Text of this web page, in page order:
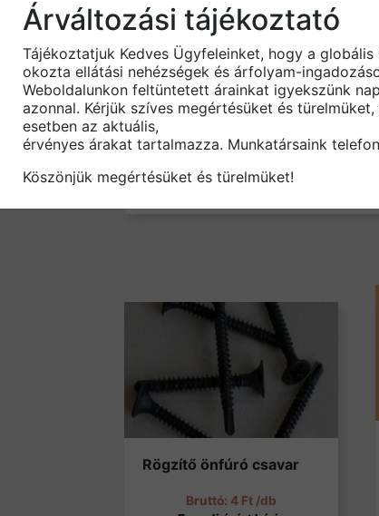
Gipszkarton csavar – opel 4,2×13
Gipszkarton csavar – opel 4,2×16
Gipszkarton csavar – opel 4,2×25
Rendeltetése: normál és
Anyaga: horganyzott acél,
További gipszkartonhoz
Rögzítő önfúró csavar
4 Ft/db
Árváltozási tájékoztató
Tájékoztatjuk Kedves Ügyfeleinket, hogy a
okozta ellátási nehézségek és árfolyam-
Weboldalunkon feltüntetett árainkat igyekszünk
azonnal. Kérjük szíves megértésüket és
esetben az aktuális,
érvényes árakat tartalmazza. Munkatársaink
Köszönjük megértésüket és türelmüket!